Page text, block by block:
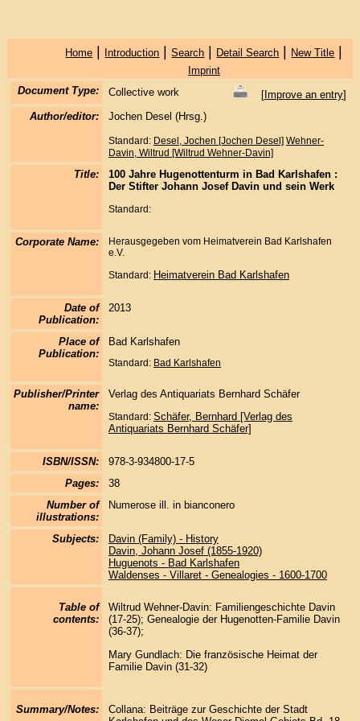
Home | Introduction |Search | Detail Search | New Title |
Imprint
Document Type:
Collective work [Improve an entry]
Author/editor:
Jochen Desel (Hrsg.)
Standard: Desel, Jochen [Jochen Desel] Wehner-
Davin, Wiltrud [Wiltrud Wehner-Davin]
Title:
100 Jahre Hugenottenturm in Bad Karlshafen :
Der Stifter Johann Josef Davin und sein Werk
Standard:
Corporate Name:
Herausgegeben vom Heimatverein Bad Karlshafen
e.V.
Standard: Heimatverein Bad Karlshafen
Date of
Publication:
2013
Place of
Publication:
Bad Karlshafen
Standard: Bad Karlshafen
Publisher/Printer
name:
Verlag des Antiquariats Bernhard Schäfer
Standard: Schäfer, Bernhard [Verlag des
Antiquariats Bernhard Schäfer]
ISBN/ISSN:
978-3-934800-17-5
Pages:
38
Number of
illustrations:
Numerose ill. in bianconero
Subjects:
Davin (Family) - History
Davin, Johann Josef (1855-1920)
Huguenots - Bad Karlshafen
Waldenses - Villaret - Genealogies - 1600-1700
Table of
contents:
Wiltrud Wehner-Davin: Familiengeschichte Davin
(17-25); Genealogie der Hugenotten-Familie Davin
(36-37);
Mary Gundlach: Die französische Heimat der
Familie Davin (31-32)
Summary/Notes:
Collana: Beiträge zur Geschichte der Stadt